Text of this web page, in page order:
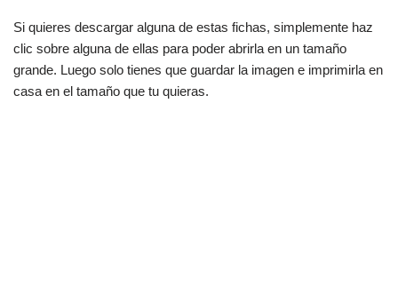
Si quieres descargar alguna de estas fichas, simplemente haz
clic sobre alguna de ellas para poder abrirla en un tamaño
grande. Luego solo tienes que guardar la imagen e imprimirla en
casa en el tamaño que tu quieras.